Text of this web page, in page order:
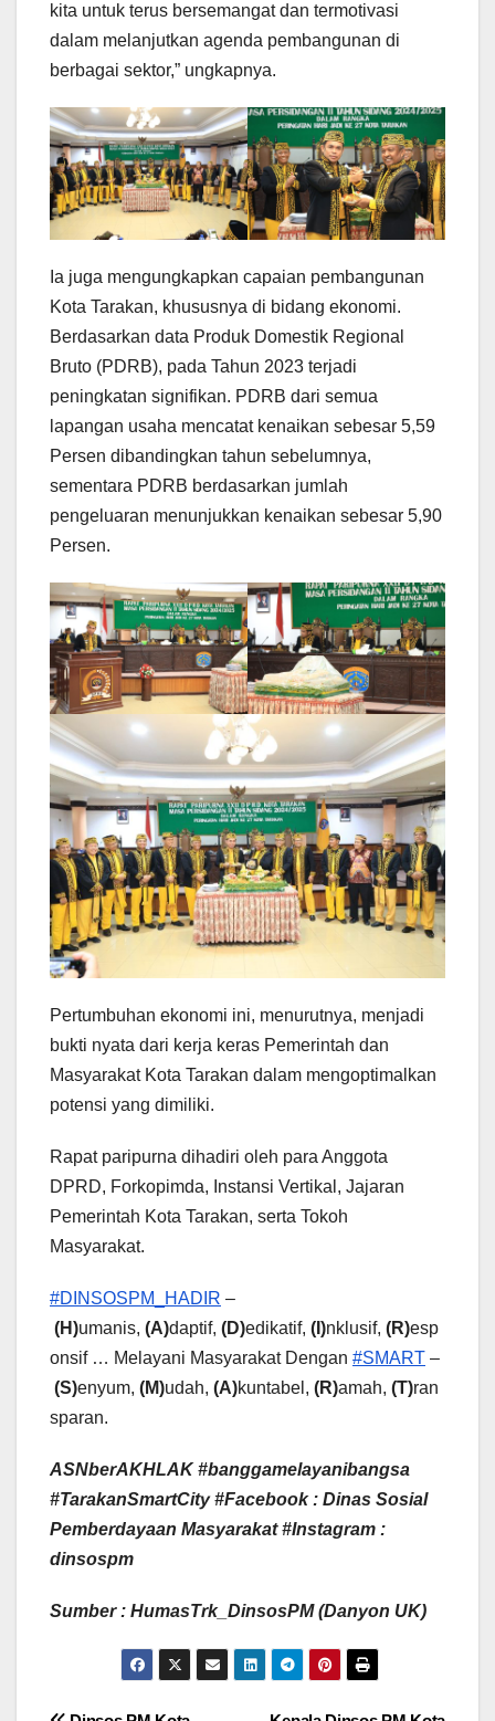
kita untuk terus bersemangat dan termotivasi
dalam melanjutkan agenda pembangunan di
berbagai sektor,” ungkapnya.
Ia juga mengungkapkan capaian pembangunan
Kota Tarakan, khususnya di bidang ekonomi.
Berdasarkan data Produk Domestik Regional
Bruto (PDRB), pada Tahun 2023 terjadi
peningkatan signifikan. PDRB dari semua
lapangan usaha mencatat kenaikan sebesar 5,59
Persen dibandingkan tahun sebelumnya,
sementara PDRB berdasarkan jumlah
pengeluaran menunjukkan kenaikan sebesar 5,90
Persen.
Pertumbuhan ekonomi ini, menurutnya, menjadi
bukti nyata dari kerja keras Pemerintah dan
Masyarakat Kota Tarakan dalam mengoptimalkan
potensi yang dimiliki.
Rapat paripurna dihadiri oleh para Anggota
DPRD, Forkopimda, Instansi Vertikal, Jajaran
Pemerintah Kota Tarakan, serta Tokoh
Masyarakat.
#DINSOSPM_HADIR –
(H)umanis, (A)daptif, (D)edikatif, (I)nklusif, (R)esp
onsif … Melayani Masyarakat Dengan #SMART –
(S)enyum, (M)udah, (A)kuntabel, (R)amah, (T)ran
sparan.
ASNberAKHLAK #banggamelayanibangsa
#TarakanSmartCity #Facebook : Dinas Sosial
Pemberdayaan Masyarakat #Instagram :
dinsospm
Sumber : HumasTrk_DinsosPM (Danyon UK)